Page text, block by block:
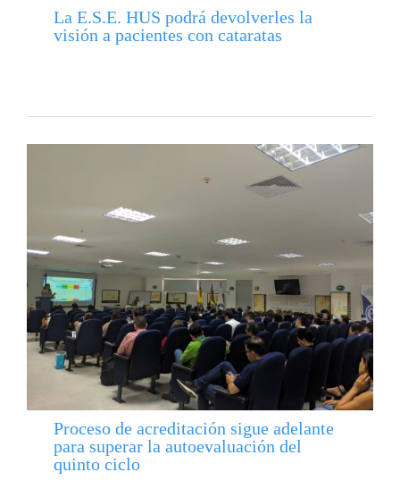
La E.S.E. HUS podrá devolverles la
visión a pacientes con cataratas
Proceso de acreditación sigue adelante
para superar la autoevaluación del
quinto ciclo